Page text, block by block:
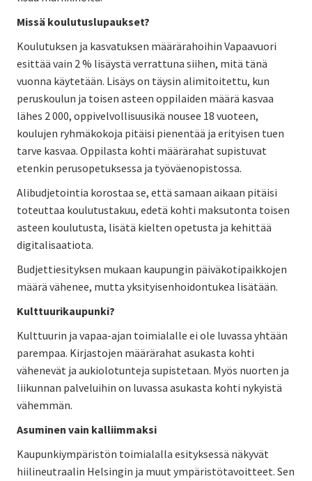
Missä koulutuslupaukset?
Koulutuksen ja kasvatuksen määrärahoihin Vapaavuori
esittää vain 2 % lisäystä verrattuna siihen, mitä tänä
vuonna käytetään. Lisäys on täysin alimitoitettu, kun
peruskoulun ja toisen asteen oppilaiden määrä kasvaa
lähes 2 000, oppivelvollisuusikä nousee 18 vuoteen,
koulujen ryhmäkokoja pitäisi pienentää ja erityisen tuen
tarve kasvaa. Oppilasta kohti määrärahat supistuvat
etenkin perusopetuksessa ja työväenopistossa.
Alibudjetointia korostaa se, että samaan aikaan pitäisi
toteuttaa koulutustakuu, edetä kohti maksutonta toisen
asteen koulutusta, lisätä kielten opetusta ja kehittää
digitalisaatiota.
Budjettiesityksen mukaan kaupungin päiväkotipaikkojen
määrä vähenee, mutta yksityisenhoidontukea lisätään.
Kulttuurikaupunki?
Kulttuurin ja vapaa-ajan toimialalle ei ole luvassa yhtään
parempaa. Kirjastojen määrärahat asukasta kohti
vähenevät ja aukiolotunteja supistetaan. Myös nuorten ja
liikunnan palveluihin on luvassa asukasta kohti nykyistä
vähemmän.
Asuminen vain kalliimmaksi
Kaupunkiympäristön toimialalla esityksessä näkyvät
hiilineutraalin Helsingin ja muut ympäristötavoitteet. Sen